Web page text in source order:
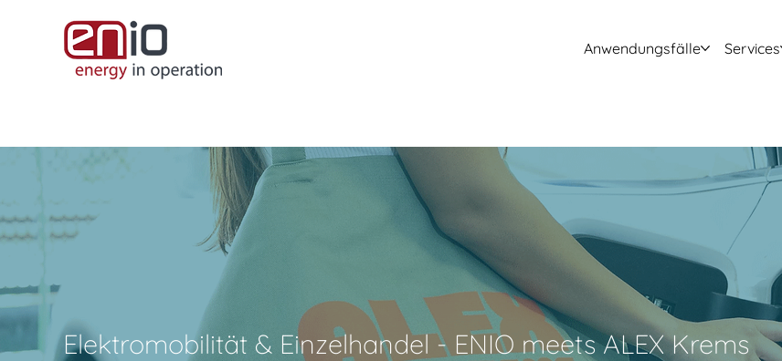
Anwen­dungs­fälle Services
Elektromobilität & Einzelhandel - ENIO meets ALEX Krems